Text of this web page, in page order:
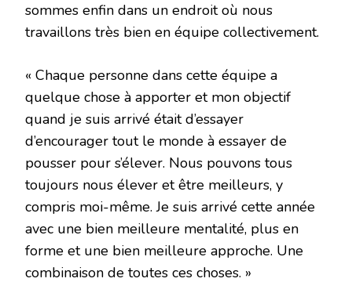
sommes enfin dans un endroit où nous
travaillons très bien en équipe collectivement.
« Chaque personne dans cette équipe a
quelque chose à apporter et mon objectif
quand je suis arrivé était d’essayer
d’encourager tout le monde à essayer de
pousser pour s’élever. Nous pouvons tous
toujours nous élever et être meilleurs, y
compris moi-même. Je suis arrivé cette année
avec une bien meilleure mentalité, plus en
forme et une bien meilleure approche. Une
combinaison de toutes ces choses. »